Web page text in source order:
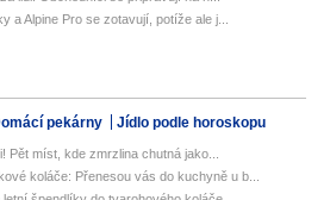
a Alpine Pro se zotavují, potíže ale j...
pekárny Jídlo podle horoskopu
Pět míst, kde zmrzlina chutná jako...
koláče: Přenesou vás do kuchyně u b...